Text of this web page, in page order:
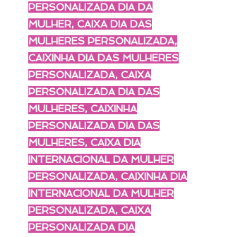
PERSONALIZADA DIA DA
MULHER, CAIXA DIA DAS
MULHERES PERSONALIZADA,
CAIXINHA DIA DAS MULHERES
PERSONALIZADA, CAIXA
PERSONALIZADA DIA DAS
MULHERES, CAIXINHA
PERSONALIZADA DIA DAS
MULHERES, CAIXA DIA
INTERNACIONAL DA MULHER
PERSONALIZADA, CAIXINHA DIA
INTERNACIONAL DA MULHER
PERSONALIZADA, CAIXA
PERSONALIZADA DIA